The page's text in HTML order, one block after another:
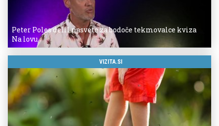
Peter Poles delil nasvete za bodoče tekmovalce kviza
Na lovu
VIZITA.SI